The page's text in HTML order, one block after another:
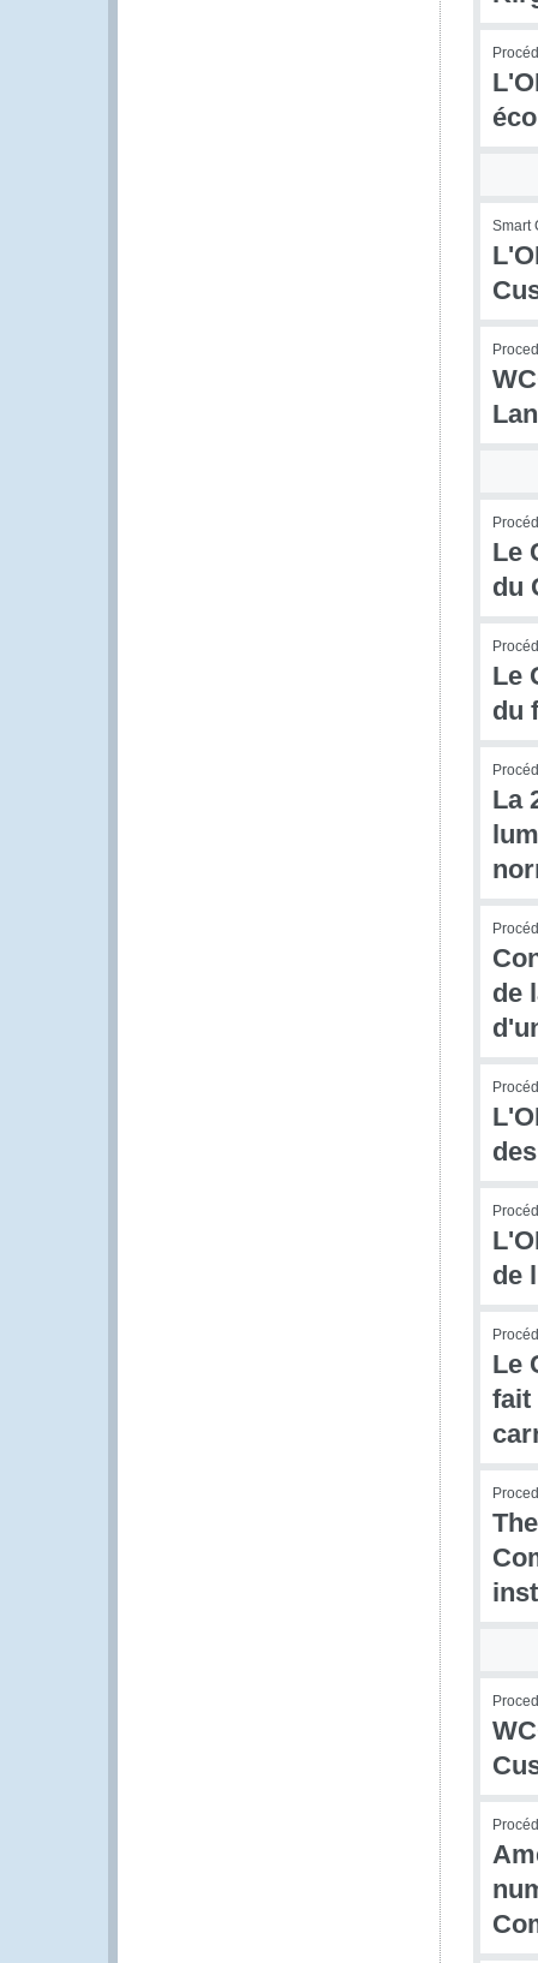
Smart
Le
du
Le
du
La
de
de
Le
fait